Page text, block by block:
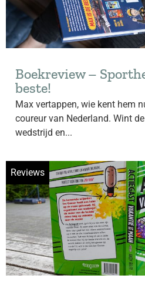
Boekreview –
beste!
Max vertappen, wie kent hem
coureur van Nederland. Wint
wedstrijd en...
Reviews